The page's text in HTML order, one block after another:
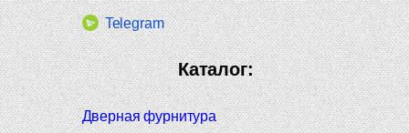
Telegram
Каталог:
Дверная фурнитура